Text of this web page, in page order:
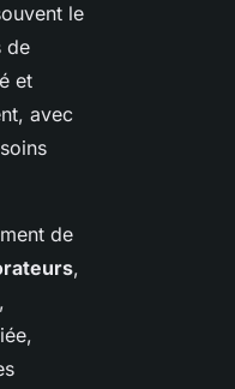
le
de
et
avec
de
,